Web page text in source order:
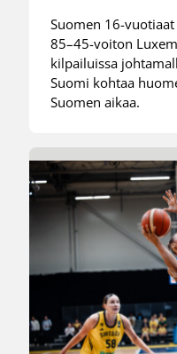
Suomen 16-
85–45-voiton
kilpailuissa
Suomi kohtaa
Suomen aikaa.